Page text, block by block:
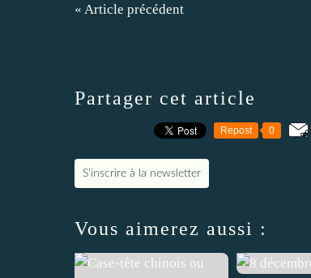
« Article précédent
Partager cet article
Repost 0
S'inscrire à la newsletter
Vous aimerez aussi :